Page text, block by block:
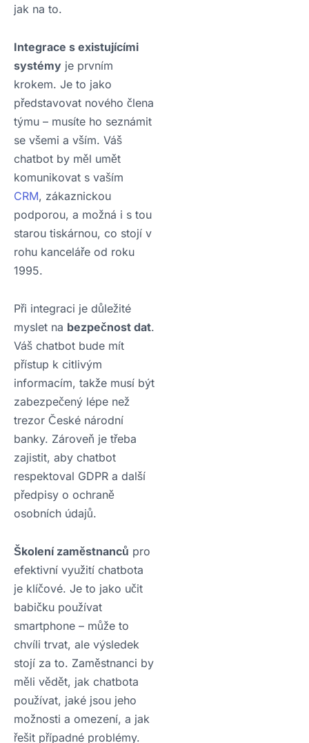
jak na to.
Integrace s existujícími
systémy je prvním
krokem. Je to jako
představovat nového člena
týmu – musíte ho seznámit
se všemi a vším. Váš
chatbot by měl umět
komunikovat s vaším
CRM, zákaznickou
podporou, a možná i s tou
starou tiskárnou, co stojí v
rohu kanceláře od roku
1995.
Při integraci je důležité
myslet na bezpečnost dat.
Váš chatbot bude mít
přístup k citlivým
informacím, takže musí být
zabezpečený lépe než
trezor České národní
banky. Zároveň je třeba
zajistit, aby chatbot
respektoval GDPR a další
předpisy o ochraně
osobních údajů.
Školení zaměstnanců pro
efektivní využití chatbota
je klíčové. Je to jako učit
babičku používat
smartphone – může to
chvíli trvat, ale výsledek
stojí za to. Zaměstnanci by
měli vědět, jak chatbota
používat, jaké jsou jeho
možnosti a omezení, a jak
řešit případné problémy.